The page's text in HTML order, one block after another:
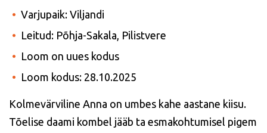
Varjupaik: Viljandi
Leitud: Põhja-Sakala, Pilistvere
Loom on uues kodus
Loom kodus: 28.10.2025
Kolmevärviline Anna on umbes kahe aastane kiisu.
Tõelise daami kombel jääb ta esmakohtumisel pigem